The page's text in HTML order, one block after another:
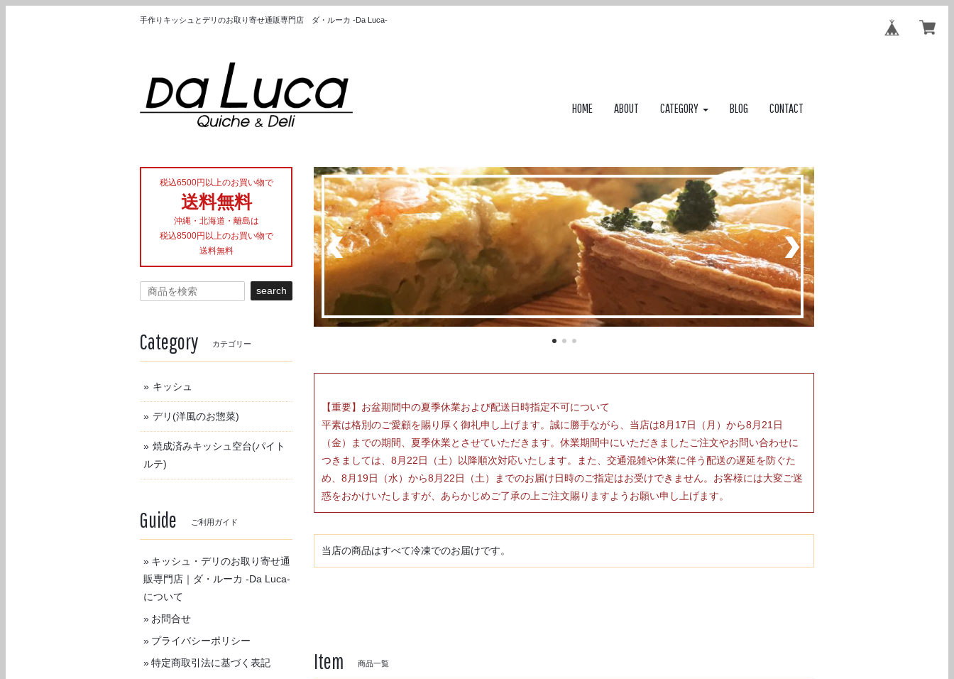
手作りキッシュとデリのお取り寄せ通販専門店 ダ・ルーカ -Da Luca-
HOME ABOUT CATEGORY BLOG CONTACT
【重要】お盆期間中の夏季休業および配送日時指定不可について
平素は格別のご愛顧を賜り厚く御礼申し上げます。誠に勝手ながら、当店は8月17日（月）から8月21日
（金）までの期間、夏季休業とさせていただきます。休業期間中にいただきましたご注文やお問い合わせに
つきましては、8月22日（土）以降順次対応いたします。また、交通混雑や休業に伴う配送の遅延を防ぐた
め、8月19日（水）から8月22日（土）までのお届け日時のご指定はお受けできません。お客様には大変ご迷
惑をおかけいたしますが、あらかじめご了承の上ご注文賜りますようお願い申し上げます。
当店の商品はすべて冷凍でのお届けです。
Item 商品一覧
税込6500円以上のお買い物で
送料無料
沖縄・北海道・離島は
税込8500円以上のお買い物で
送料無料
search
Category カテゴリー
キッシュ
デリ(洋風のお惣菜)
焼成済みキッシュ空台(パイト
ルテ)
Guide ご利用ガイド
キッシュ・デリのお取り寄せ通
販専門店｜ダ・ルーカ -Da Luca-
について
お問合せ
プライバシーポリシー
特定商取引法に基づく表記